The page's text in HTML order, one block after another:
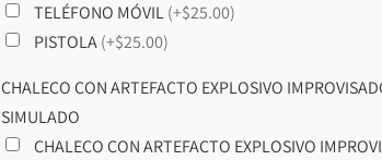
TELÉFONO MÓVIL(+$25.00)
PISTOLA(+$25.00)
CHALECO CON ARTEFACTO EXPLOSIVO
SIMULADO
CHALECO CON ARTEFACTO EXPLOSIVO